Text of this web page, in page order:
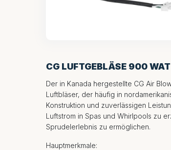
CG LUFTGEBLÄSE 900
Der in Kanada hergestellte CG Air
Luftbläser, der häufig in
Konstruktion und zuverlässigen
Luftstrom in Spas und Whirlpools zu
Sprudelerlebnis zu ermöglichen.
Hauptmerkmale: